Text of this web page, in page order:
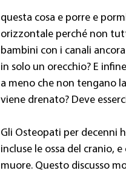
questa cosa e porre e
orizzontale perché non
bambini con i canali
in solo un orecchio? E
a meno che non tengano
viene drenato? Deve
Gli Osteopati per decenni
incluse le ossa del cranio,
muore. Questo discusso